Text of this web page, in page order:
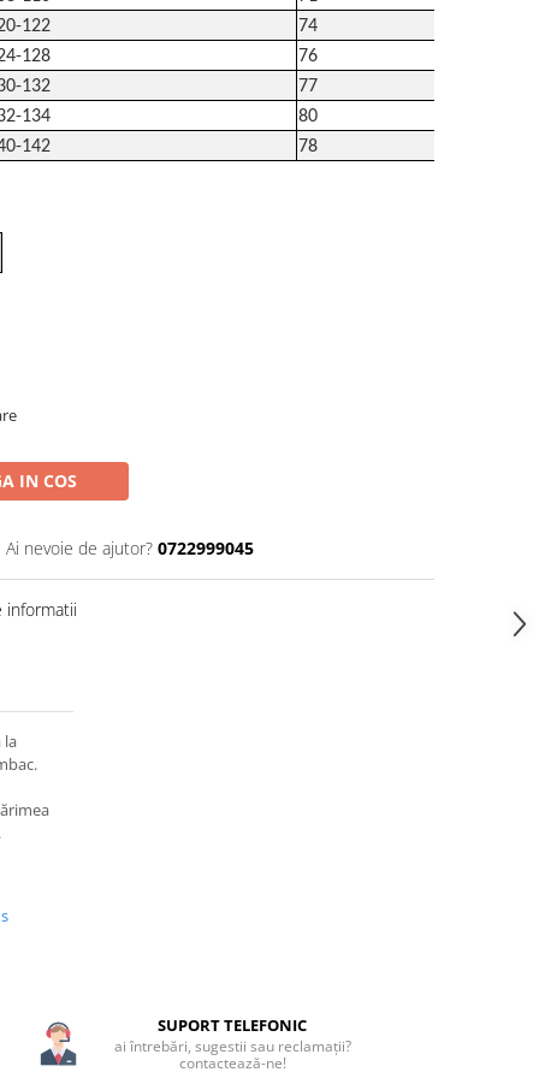
122
74
128
76
132
77
134
80
142
78
IN COS
Ai nevoie de ajutor? 0722999045
informatii
la
SUPORT TELEFONIC
ai întrebări, sugestii sau reclamații?
contactează-ne!